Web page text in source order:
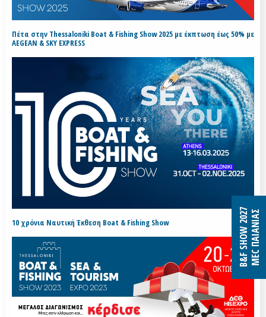
Πέτα στην Thessaloniki Boat & Fishing Show 2025 με έκπτωση έως 50% με
AEGEAN & SKY EXPRESS
10 χρόνια Ναυτική Έκθεση Boat & Fishing Show B&F SHOW 2027MEC ΠΑΙΑΝΙΑΣ